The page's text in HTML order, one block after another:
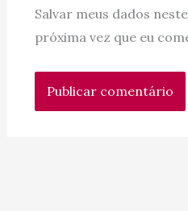
Salvar meus dados
próxima vez que eu